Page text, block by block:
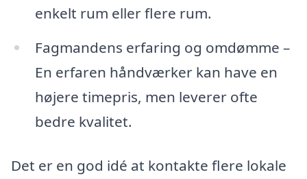
enkelt rum eller flere rum.
Fagmandens erfaring og omdømme –
En erfaren håndværker kan have en
højere timepris, men leverer ofte
bedre kvalitet.
Det er en god idé at kontakte flere lokale